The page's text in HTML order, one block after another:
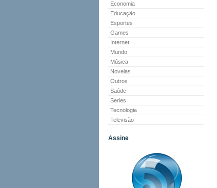
Economia
Educação
Esportes
Games
Internet
Mundo
Música
Novelas
Outros
Saúde
Series
Tecnologia
Televisão
Assine